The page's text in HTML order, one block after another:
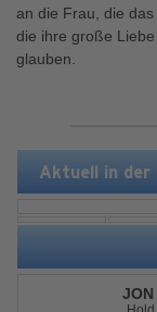
Aktuell in der
JON
an die Frau, die
die ihre große
glauben.